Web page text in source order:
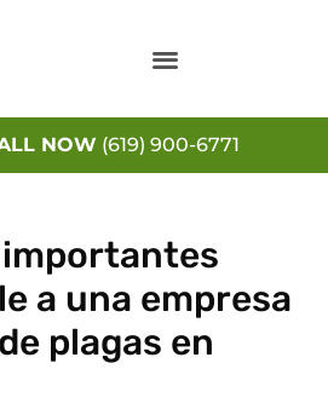
NOW (619) 900-6771
a una empresa
plagas en